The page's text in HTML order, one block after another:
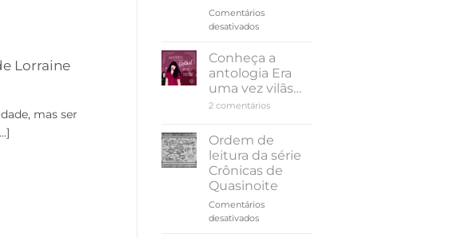
Lorraine
mas ser
Comentários
desativadosem
de
Entre
Reencontros
e
Melodias
Conheça a
antologia Era
uma vez vilãs…
2 comentáriosem
antologia
Era
uma
vez
vilãs…
Ordem de
leitura da série
Crônicas de
Quasinoite
Comentários
desativadosem